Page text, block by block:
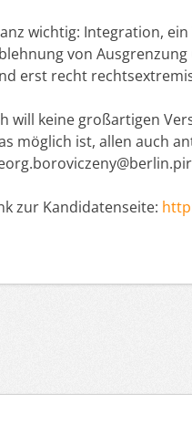
wichtig: Integration,
von
erst recht
will keine großartigen
möglich ist, allen auch
zur Kandidatenseite: